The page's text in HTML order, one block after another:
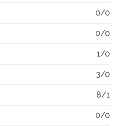
0/0
0/0
1/0
3/0
8/1
0/0